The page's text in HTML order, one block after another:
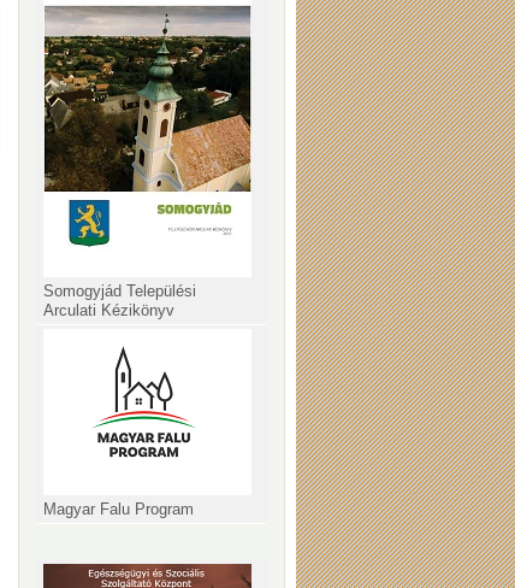
Somogyjád Települési
Arculati Kézikönyv
Magyar Falu Program